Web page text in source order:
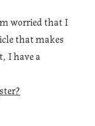
worried that I
that makes
I have a